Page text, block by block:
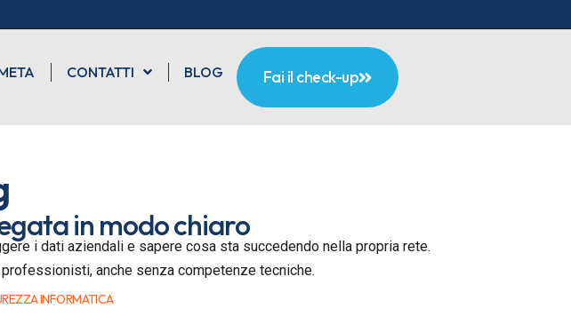
CONTATTI BLOG Fai il check-up
in modo chiaro
i dati aziendali e sapere cosa sta succedendo nella propria rete.
anche senza competenze tecniche.
INFORMATICA